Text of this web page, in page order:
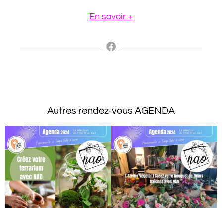
En savoir +
Autres rendez-vous AGENDA